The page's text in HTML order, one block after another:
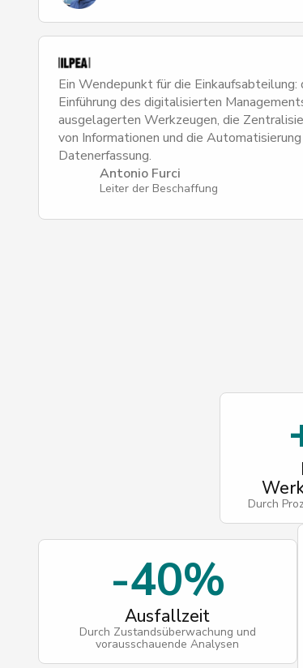
Ein Wendepunkt für die Einkaufsabteilung:
Einführung des digitalisierten
ausgelagerten Werkzeugen, die
von Informationen und die
Datenerfassung.
Antonio Furci
Leiter der Beschaffung
Durch
-40%
Ausfallzeit
Durch Zustandsüberwachung und
vorausschauende Analysen